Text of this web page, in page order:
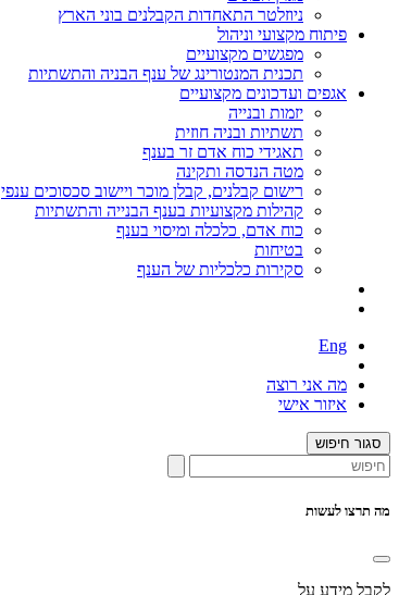
ניוזלטר התאחדות הקבלנים בוני הארץ
פיתוח מקצועי וניהול
מפגשים מקצועיים
תכנית המנטורינג של ענף הבניה והתשתיות
אגפים ועדכונים מקצועיים
יזמות ובנייה
תשתיות ובניה חוזית
תאגידי כוח אדם זר בענף
מטה הנדסה ותקינה
רישום קבלנים, קבלן מוכר ויישוב סכסוכים ענפי
קהילות מקצועיות בענף הבנייה והתשתיות
כוח אדם, כלכלה ומיסוי בענף
בטיחות
סקירות כלכליות של הענף
Eng
מה אני רוצה
איזור אישי
סגור חיפוש
מה תרצו לעשות
לקבל מידע על